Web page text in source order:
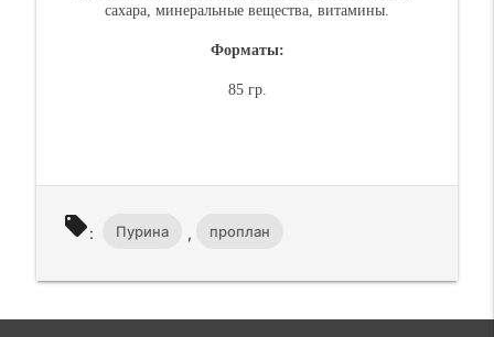
сахара, минеральные вещества, витамины.
Форматы:
85 гр.
local_offer: Пурина , проплан